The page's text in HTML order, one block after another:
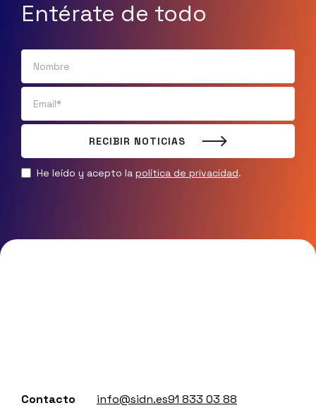
Entérate de todo
RECIBIR NOTICIAS
He leído y acepto la política de privacidad.
Contacto info@sidn.es91 833 03 88